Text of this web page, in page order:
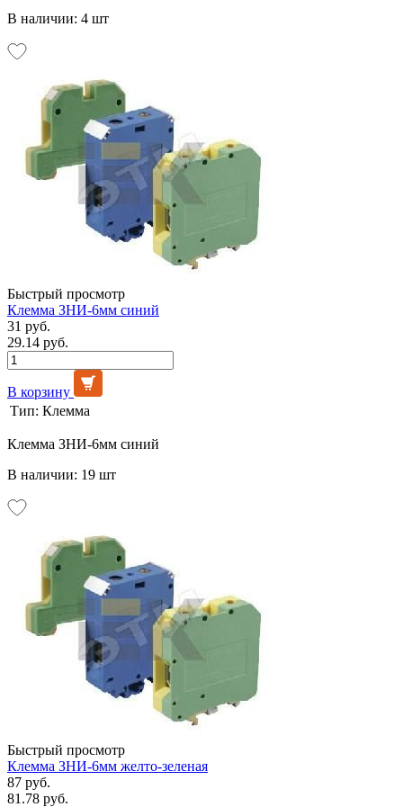
В наличии: 4 шт
Быстрый просмотр
Клемма ЗНИ-6мм синий
31 руб.
29.14 руб.
В корзину
Тип: Клемма
Клемма ЗНИ-6мм синий
В наличии: 19 шт
Быстрый просмотр
Клемма ЗНИ-6мм желто-зеленая
87 руб.
81.78 руб.